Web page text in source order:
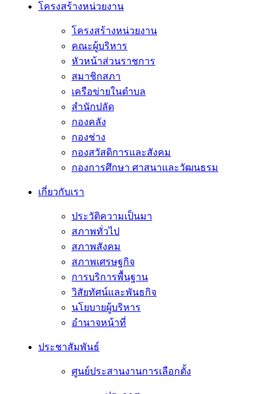
โครงสร้างหน่วยงาน
โครงสร้างหน่วยงาน
คณะผู้บริหาร
หัวหน้าส่วนราชการ
สมาชิกสภา
เครือข่ายในตำบล
สำนักปลัด
กองคลัง
กองช่าง
กองสวัสดิการและสังคม
กองการศึกษา ศาสนาและวัฒนธรม
เกี่ยวกับเรา
ประวัติความเป็นมา
สภาพทั่วไป
สภาพสังคม
สภาพเศรษฐกิจ
การบริการพื้นฐาน
วิสัยทัศน์และพันธกิจ
นโยบายผู้บริหาร
อํานาจหน้าที่
ประชาสัมพันธ์
ศูนย์ประสานงานการเลือกตั้ง